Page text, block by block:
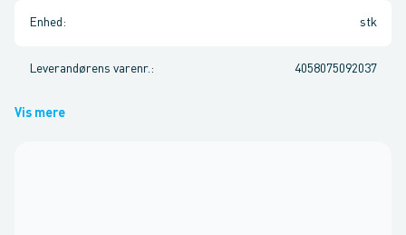
Enhed : stk
Leverandørens varenr. : 4058075092037
Vis mere